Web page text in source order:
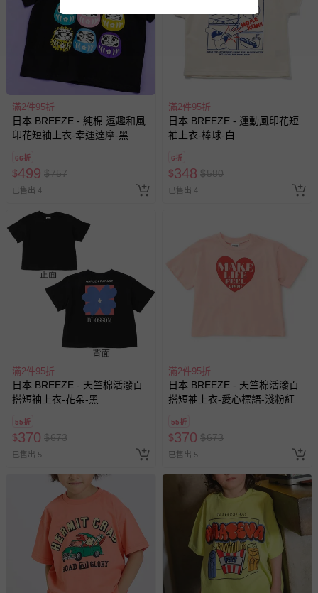
滿2件95折
日本 BREEZE - 純棉 逗趣和風
印花短袖上衣-幸運達摩-黑
66折
$499 $757
已售出 4
滿2件95折
日本 BREEZE - 運動風印花短
袖上衣-棒球-白
6折
$348 $580
已售出 4
滿2件95折
日本 BREEZE - 天竺棉活潑百
搭短袖上衣-花朵-黑
55折
$370 $673
已售出 5
滿2件95折
日本 BREEZE - 天竺棉活潑百
搭短袖上衣-愛心標語-淺粉紅
55折
$370 $673
已售出 5